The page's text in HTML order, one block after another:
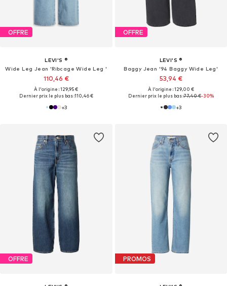
OFFRE
LEVI'S ®
Wide Leg Jean 'Ribcage Wide Leg '
110,46 €
À l'origine : 129,95 €
Dernier prix le plus bas :110,46 €
+3
OFFRE
LEVI'S ®
Baggy Jean '94 Baggy Wide Leg'
53,94 €
À l'origine : 129,00 €
Dernier prix le plus bas :77,40 €-30%
+3
OFFRE PROMOS